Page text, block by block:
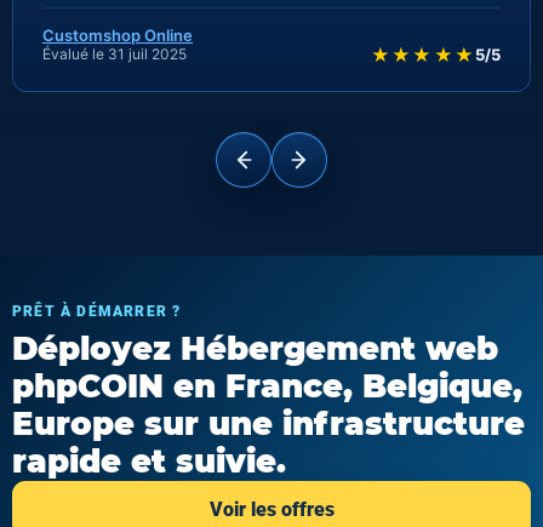
Customshop Online
Évalué le 31 juil 2025 ★★★★★ 5/5
PRÊT À DÉMARRER ?
Déployez Hébergement web
phpCOIN en France, Belgique,
Europe sur une infrastructure
rapide et suivie.
Voir les offres